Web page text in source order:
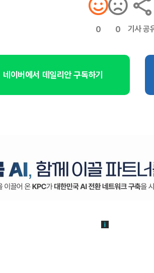
0 0 기사 공
네이버에서 데일리안 구독하기